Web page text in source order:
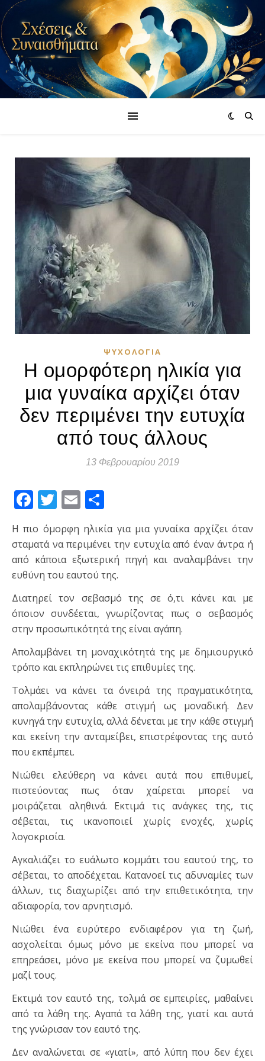
ΨΥΧΟΛΟΓΊΑ
Η ομορφότερη ηλικία για
μια γυναίκα αρχίζει όταν
δεν περιμένει την ευτυχία
από τους άλλους
13 Φεβρουαρίου 2019
Facebook
Twitter
Email
Η πιο όμορφη ηλικία για μια γυναίκα αρχίζει όταν
σταματά να περιμένει την ευτυχία από έναν άντρα ή
από κάποια εξωτερική πηγή και αναλαμβάνει την
ευθύνη του εαυτού της.
Διατηρεί τον σεβασμό της σε ό,τι κάνει και με
όποιον συνδέεται, γνωρίζοντας πως ο σεβασμός
στην προσωπικότητά της είναι αγάπη.
Απολαμβάνει τη μοναχικότητά της με δημιουργικό
τρόπο και εκπληρώνει τις επιθυμίες της.
Τολμάει να κάνει τα όνειρά της πραγματικότητα,
απολαμβάνοντας κάθε στιγμή ως μοναδική. Δεν
κυνηγά την ευτυχία, αλλά δένεται με την κάθε στιγμή
και εκείνη την ανταμείβει, επιστρέφοντας της αυτό
που εκπέμπει.
Νιώθει ελεύθερη να κάνει αυτά που επιθυμεί,
πιστεύοντας πως όταν χαίρεται μπορεί να
μοιράζεται αληθινά. Εκτιμά τις ανάγκες της, τις
σέβεται, τις ικανοποιεί χωρίς ενοχές, χωρίς
λογοκρισία.
Αγκαλιάζει το ευάλωτο κομμάτι του εαυτού της, το
σέβεται, το αποδέχεται. Κατανοεί τις αδυναμίες των
άλλων, τις διαχωρίζει από την επιθετικότητα, την
αδιαφορία, τον αρνητισμό.
Νιώθει ένα ευρύτερο ενδιαφέρον για τη ζωή,
ασχολείται όμως μόνο με εκείνα που μπορεί να
επηρεάσει, μόνο με εκείνα που μπορεί να ζυμωθεί
μαζί τους.
Εκτιμά τον εαυτό της, τολμά σε εμπειρίες, μαθαίνει
από τα λάθη της. Αγαπά τα λάθη της, γιατί και αυτά
της γνώρισαν τον εαυτό της.
Δεν αναλώνεται σε «γιατί», από λύπη που δεν έχει